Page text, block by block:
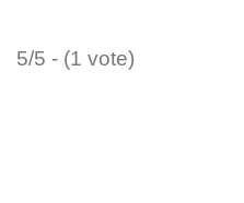
5/5 - (1 vote)